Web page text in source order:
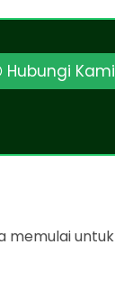
Hubungi Kami
memulai untuk